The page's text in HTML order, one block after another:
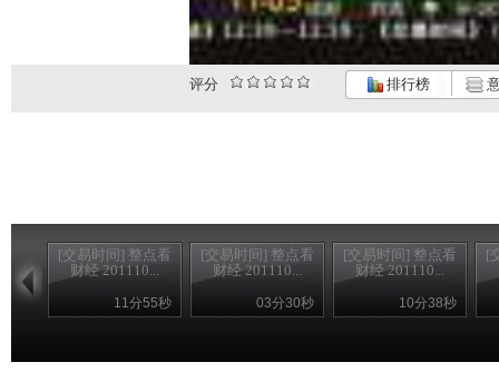
评分 排行榜
[交易时间] 整点看
财经 201110...
11分55秒
[交易时间] 整点看
财经 201110...
03分30秒
[交易时间] 整点看
财经 201110...
10分38秒
[